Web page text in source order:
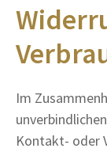
Im
Kontakt- oder